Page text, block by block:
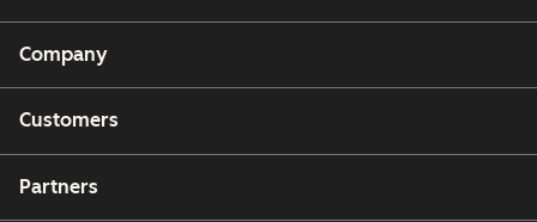
Company
Customers
Partners